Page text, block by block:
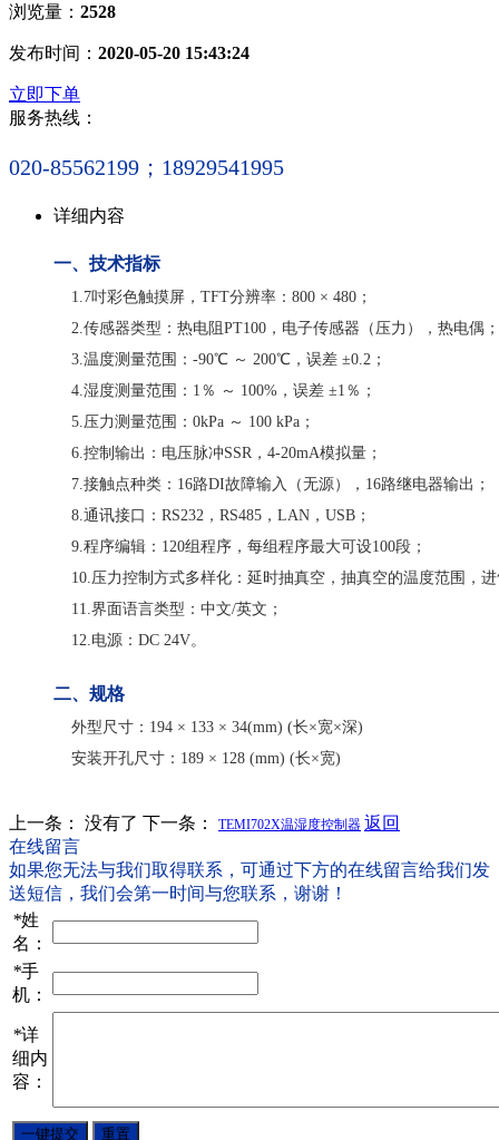
浏览量： 2528
发布时间： 2020-05-20 15:43:24
立即下单
服务热线：
020-85562199；18929541995
详细内容
一、 技术指标
1.7吋彩色触摸屏，TFT分辨率：800 × 480；
2.传感器类型：热电阻PT100，电子传感器（压力），热电偶；
3.温度测量范围：-90℃ ～ 200℃，误差 ±0.2；
4.湿度测量范围：1％ ～ 100%，误差 ±1％；
5.压力测量范围：0kPa ～ 100 kPa；
6.控制输出：电压脉冲SSR，4-20mA模拟量；
7.接触点种类：16路DI故障输入（无源），16路继电器输出；
8.通讯接口：RS232，RS485，LAN，USB；
9.程序编辑：120组程序，每组程序最大可设100段；
10.压力控制方式多样化：延时抽真空，抽真空的温度范围，
11.界面语言类型：中文/英文；
12.电源：DC 24V。
二、规格
外型尺寸：194 × 133 × 34(mm) (长×宽×深)
安装开孔尺寸：189 × 128 (mm) (长×宽)
上一条： 没有了 下一条： TEMI702X温湿度控制器 返回
在线留言
如果您无法与我们取得联系，可通过下方的在线留言给我们发
送短信，我们会第一时间与您联系，谢谢！
*姓
名：
*手
机：
*详
细内
容：